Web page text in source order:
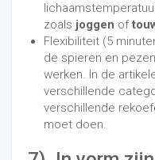
zoals joggen of
Flexibiliteit (5
de spieren en
werken. In de
verschillende
verschillende
moet doen.